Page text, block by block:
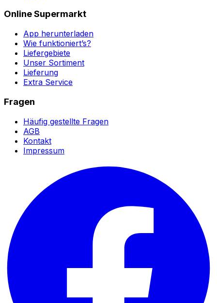
Online Supermarkt
App herunterladen
Wie funktioniert’s?
Liefergebiete
Unser Sortiment
Lieferung
Extra Service
Fragen
Häufig gestellte Fragen
AGB
Kontakt
Impressum